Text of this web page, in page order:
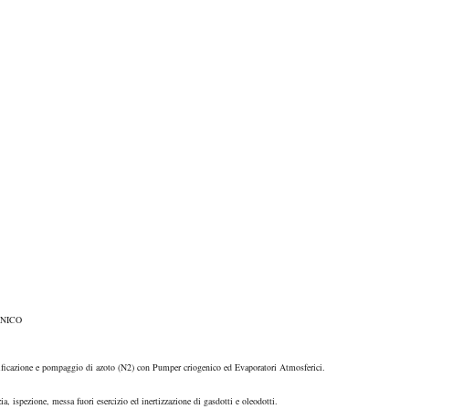
e pompaggio di azoto (N2) con Pumper criogenico ed Evaporatori Atmosferici.
ispezione, messa fuori esercizio ed inertizzazione di gasdotti e oleodotti.